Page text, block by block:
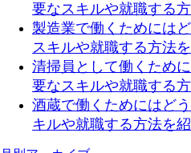
要なスキルや就職する
製造業で働くためには
スキルや就職する方法
清掃員として働くため
要なスキルや就職する
酒蔵で働くためにはど
キルや就職する方法を